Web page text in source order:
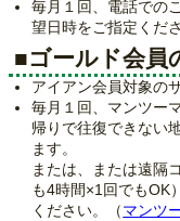
毎月１回、電話での
望日時をご指定くださ
■ゴールド会員
アイアン会員対象の
毎月１回、マンツー
帰りで往復できない
ます。
または、または遠隔
も4時間×1回でもOK
ください。（マンツ